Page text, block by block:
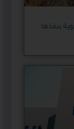
طلعة جوية ينفذها